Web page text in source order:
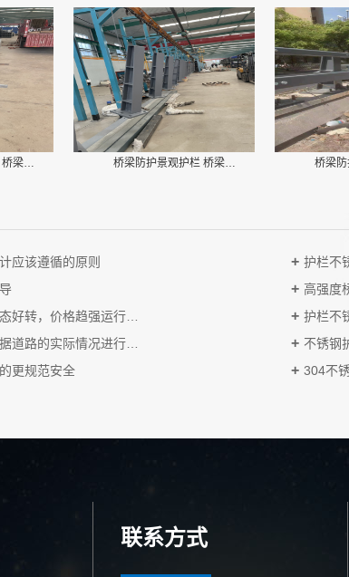
桥梁… 桥梁防护景观护栏 桥梁… 桥梁
应该遵循的原则
护栏不
高强度
好转，价格趋强运行…
护栏不
道路的实际情况进行…
不锈钢
更规范安全
304不
联系方式